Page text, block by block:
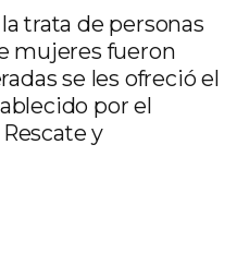
trata de personas
mujeres fueron
se les ofreció el
por el
y